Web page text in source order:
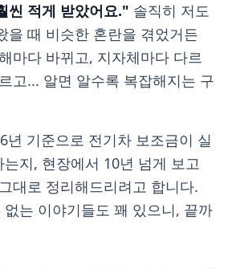
씬 적게 받았어요." 솔직히 저도
을 때 비슷한 혼란을 겪었거든
마다 바뀌고, 지자체마다 다르
고... 알면 알수록 복잡해지는 구
년 기준으로 전기차 보조금이 실
지, 현장에서 10년 넘게 보고
대로 정리해드리려고 합니다.
는 이야기들도 꽤 있으니, 끝까